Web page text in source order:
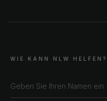
WIE KANN NLW HELFEN?